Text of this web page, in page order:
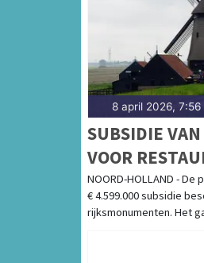
8 april 2026, 7:56
SUBSIDIE
VOOR
NOORD-HOLLAND -
€ 4.599.000 subsidie
rijksmonumenten. Het